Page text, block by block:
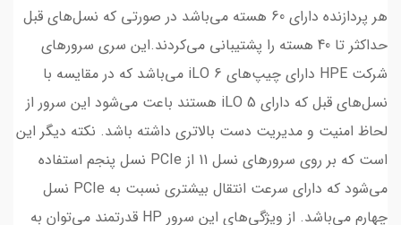
هر پردازنده دارای 60 هسته می‌باشد در صورتی که نسل‌های قبل
حداکثر تا 40 هسته را پشتیبانی می‌کردند.این سری سرور‌های
شرکت HPE دارای چیپ‌های iLO 6 می‌باشد که در مقایسه با
نسل‌های قبل که دارای iLO 5 هستند باعت می‌شود این سرور از
لحاظ امنیت و مدیریت دست بالاتری داشته باشد. نکته دیگر این
است که بر روی سرورهای نسل 11 از PCIe نسل پنجم استفاده
می‌شود که دارای سرعت انتقال بیشتری نسبت به PCIe نسل
چهارم می‌باشد. از ویژگی‌های این سرور HP قدرتمند می‌توان به